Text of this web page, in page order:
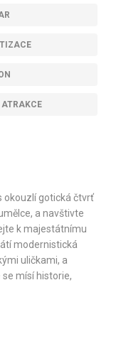
okouzlí gotická čtvrť
a navštivte
k majestátnímu
modernistická
uličkami, a
mísí historie,